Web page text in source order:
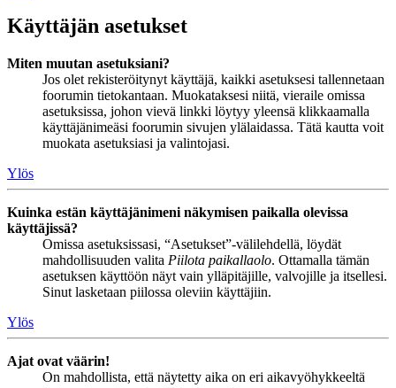
Käyttäjän asetukset
Miten muutan asetuksiani?
Jos olet rekisteröitynyt käyttäjä, kaikki asetuksesi tallennetaan
foorumin tietokantaan. Muokataksesi niitä, vieraile omissa
asetuksissa, johon vievä linkki löytyy yleensä klikkaamalla
käyttäjänimeäsi foorumin sivujen ylälaidassa. Tätä kautta voit
muokata asetuksiasi ja valintojasi.
Ylös
Kuinka estän käyttäjänimeni näkymisen paikalla olevissa
käyttäjissä?
Omissa asetuksissasi, “Asetukset”-välilehdellä, löydät
mahdollisuuden valita Piilota paikallaolo. Ottamalla tämän
asetuksen käyttöön näyt vain ylläpitäjille, valvojille ja itsellesi.
Sinut lasketaan piilossa oleviin käyttäjiin.
Ylös
Ajat ovat väärin!
On mahdollista, että näytetty aika on eri aikavyöhykkeeltä